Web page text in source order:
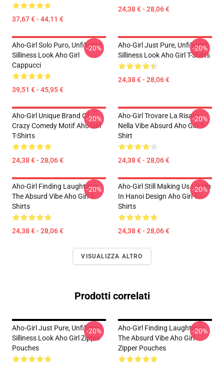
37,67 € - 44,11 €
24,38 € - 28,06 €
Aho-Girl Solo Puro, Unfiltered
Silliness Look Aho Girl
Cappucci
39,51 € - 45,95 €
-20%
Aho-Girl Just Pure, Unfiltered
Silliness Look Aho Girl T-Shirts
24,38 € - 28,06 €
-20%
Aho-Girl Unique Brand Of
Crazy Comedy Motif Aho Girl
T-Shirts
24,38 € - 28,06 €
-20%
Aho-Girl Trovare La Risata
Nella Vibe Absurd Aho Girl T-
Shirt
24,38 € - 28,06 €
-20%
Aho-Girl Finding Laughter In
The Absurd Vibe Aho Girl T-
Shirts
24,38 € - 28,06 €
-20%
Aho-Girl Still Making Us Laugh
In Hanoi Design Aho Girl T-
Shirts
24,38 € - 28,06 €
-20%
VISUALIZZA ALTRO
Prodotti correlati
Aho-Girl Just Pure, Unfiltered
Silliness Look Aho Girl Zipper
Pouches
-20%
Aho-Girl Finding Laughter In
The Absurd Vibe Aho Girl
Zipper Pouches
-20%